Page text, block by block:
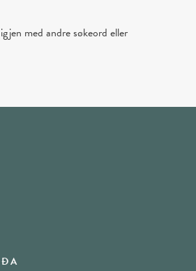
med andre søkeord eller